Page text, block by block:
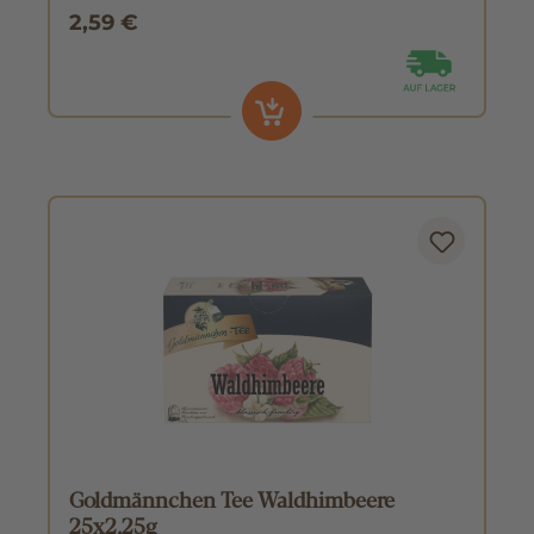
2,59 €
Goldmännchen Tee Waldhimbeere
25x2,25g